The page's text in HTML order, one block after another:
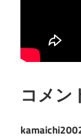
コメン